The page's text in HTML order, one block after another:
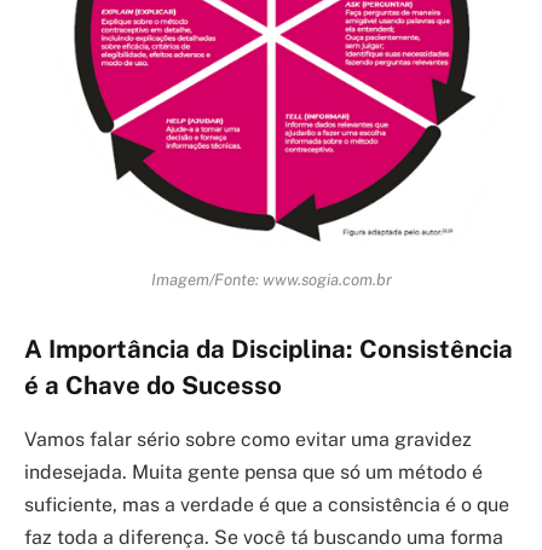
Imagem/Fonte: www.sogia.com.br
A Importância da Disciplina: Consistência
é a Chave do Sucesso
Vamos falar sério sobre como evitar uma gravidez
indesejada. Muita gente pensa que só um método é
suficiente, mas a verdade é que a consistência é o que
faz toda a diferença. Se você tá buscando uma forma